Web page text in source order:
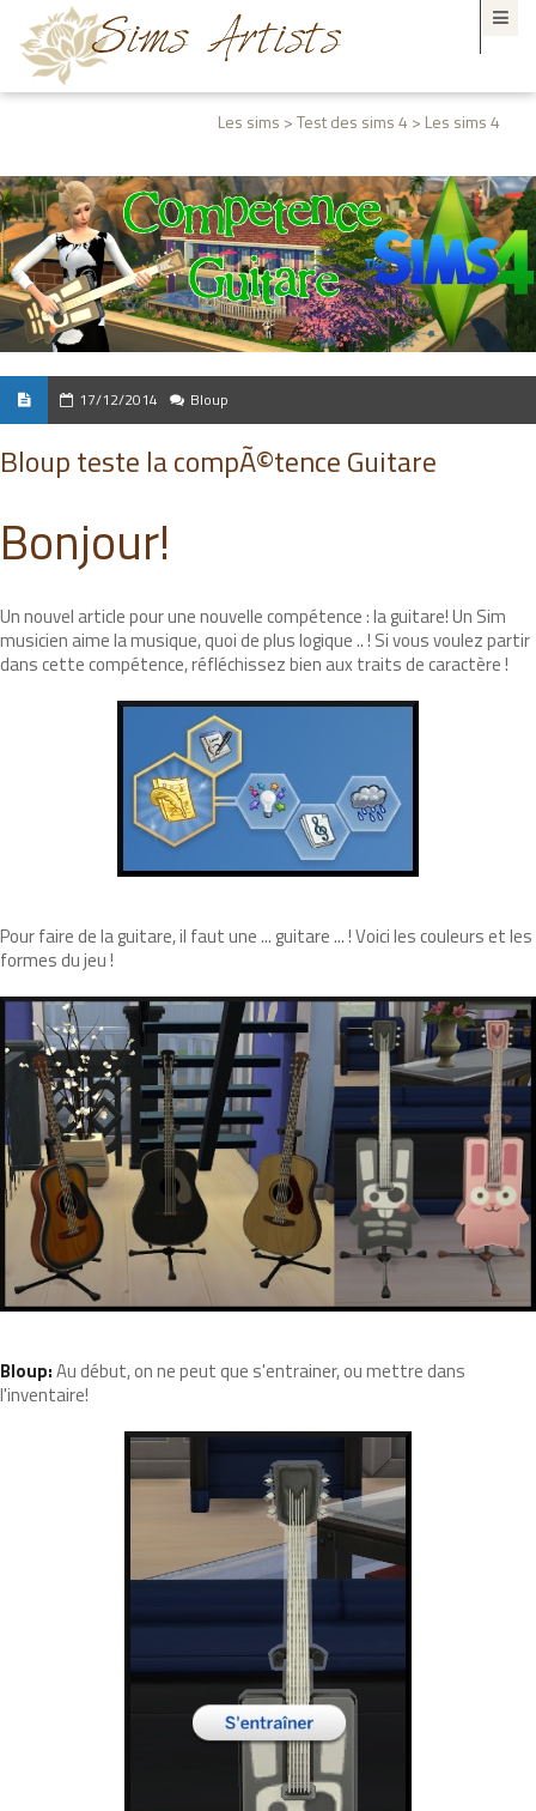
Les sims > Test des sims 4 > Les sims 4
17/12/2014 Bloup
Bloup teste la compÃ©tence Guitare
Bonjour!
Un nouvel article pour une nouvelle compétence : la guitare! Un Sim
musicien aime la musique, quoi de plus logique .. ! Si vous voulez partir
dans cette compétence, réfléchissez bien aux traits de caractère !
Pour faire de la guitare, il faut une ... guitare ... ! Voici les couleurs et les
formes du jeu !
Bloup:Au début, on ne peut que s'entrainer, ou mettre dans
l'inventaire!